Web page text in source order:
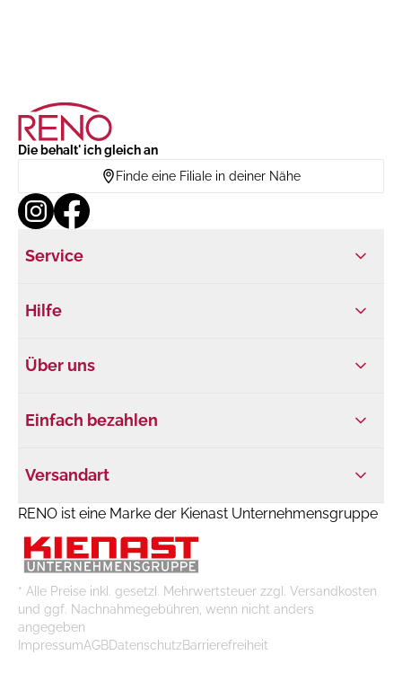
Die behalt' ich gleich an
Finde eine Filiale in deiner Nähe
Service
Hilfe
Über uns
Einfach bezahlen
Versandart
RENO ist eine Marke der Kienast Unternehmensgruppe
* Alle Preise inkl. gesetzl. Mehrwertsteuer zzgl. Versandkosten
und ggf. Nachnahmegebühren, wenn nicht anders
angegeben
ImpressumAGBDatenschutzBarrierefreiheit